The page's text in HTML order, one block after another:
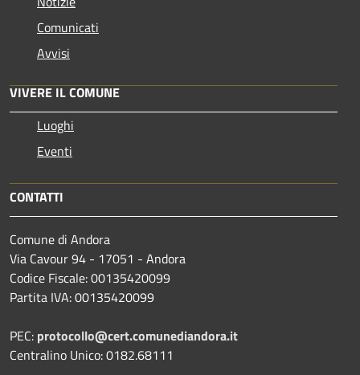
Comunicati
Avvisi
VIVERE IL COMUNE
Luoghi
Eventi
CONTATTI
Comune di Andora
Via Cavour 94 - 17051 - Andora
Codice Fiscale: 00135420099
Partita IVA: 00135420099
PEC: protocollo@cert.comunediandora.it
Centralino Unico: 0182.68111